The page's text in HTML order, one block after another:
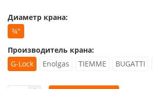
Диаметр крана:
¾"
Производитель крана:
G-Lock
Enolgas TIEMME BUGATTI